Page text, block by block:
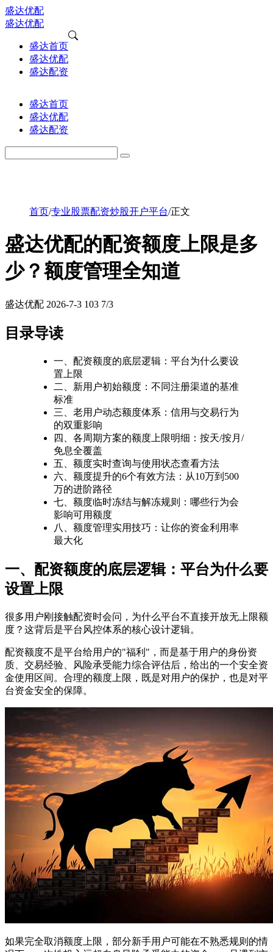
盛达优配
盛达优配
盛达首页
盛达优配
盛达配资
盛达首页
盛达优配
盛达配资
首页/专业股票配资炒股开户平台/正文
盛达优配的配资额度上限是多
少？额度管理全知道
盛达优配 2026-7-3 103 7/3
目录导读
一、配资额度的底层逻辑：平台为什么要设
置上限
二、新用户初始额度：不同注册渠道的基准
标准
三、老用户动态额度体系：信用与交易行为
的双重影响
四、各周期方案的额度上限明细：按天/按月/
免息全覆盖
五、额度实时查询与使用状态查看方法
六、额度提升的6个有效方法：从10万到500
万的进阶路径
七、额度临时冻结与解冻规则：哪些行为会
影响可用额度
八、额度管理实用技巧：让你的资金利用率
最大化
一、配资额度的底层逻辑：平台为什么要
设置上限
很多用户刚接触配资时会问，为什么平台不直接开放无上限额
度？这背后是平台风控体系的核心设计逻辑。
配资额度不是平台给用户的"福利"，而是基于用户的身份资
质、交易经验、风险承受能力综合评估后，给出的一个安全资
金使用区间。合理的额度上限，既是对用户的保护，也是对平
台资金安全的保障。
如果完全取消额度上限，部分新手用户可能在不熟悉规则的情